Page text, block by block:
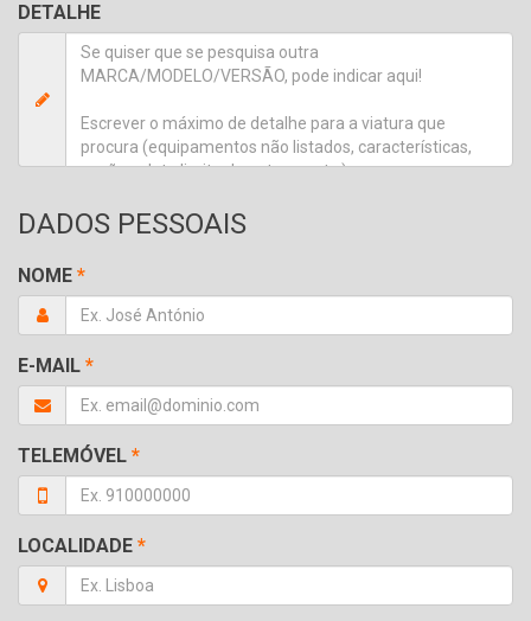
DETALHE
DADOS PESSOAIS
NOME *
E-MAIL *
TELEMÓVEL *
LOCALIDADE *